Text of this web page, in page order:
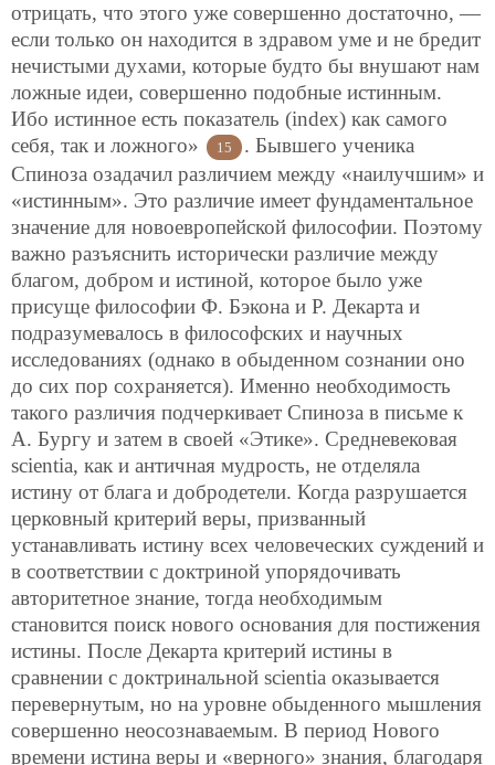
отрицать, что этого уже совершенно достаточно, —
если только он находится в здравом уме и не бредит
нечистыми духами, которые будто бы внушают нам
ложные идеи, совершенно подобные истинным.
Ибо истинное есть показатель (index) как самого
себя, так и ложного»
15
. Бывшего ученика
Спиноза озадачил различием между «наилучшим» и
«истинным». Это различие имеет фундаментальное
значение для новоевропейской философии. Поэтому
важно разъяснить исторически различие между
благом, добром и истиной, которое было уже
присуще философии Ф. Бэкона и Р. Декарта и
подразумевалось в философских и научных
исследованиях (однако в обыденном сознании оно
до сих пор сохраняется). Именно необходимость
такого различия подчеркивает Спиноза в письме к
А. Бургу и затем в своей «Этике». Средневековая
scientia, как и античная мудрость, не отделяла
истину от блага и добродетели. Когда разрушается
церковный критерий веры, призванный
устанавливать истину всех человеческих суждений и
в соответствии с доктриной упорядочивать
авторитетное знание, тогда необходимым
становится поиск нового основания для постижения
истины. После Декарта критерий истины в
сравнении с доктринальной scientia оказывается
перевернутым, но на уровне обыденного мышления
совершенно неосознаваемым. В период Нового
времени истина веры и «верного» знания, благодаря